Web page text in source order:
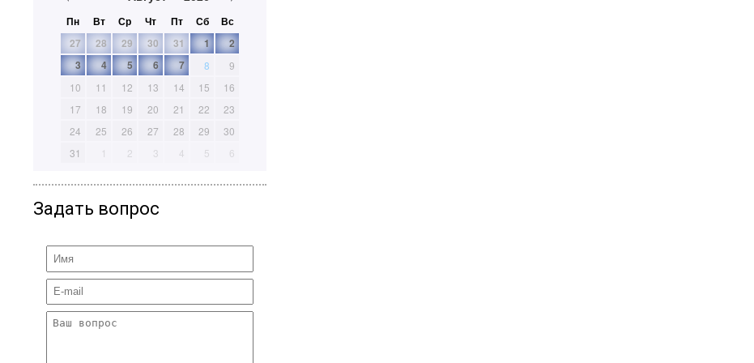
Пн Вт Ср Чт Пт Сб
Вс
27
28 29 30 31 1
2
3
4 5 6 7 8
9
10
11 12 13 14 15
16
17
18 19 20 21 22
23
24
25 26 27 28 29
30
31
1 2 3 4 5 6
Задать вопрос